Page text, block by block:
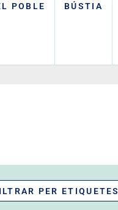
POBLE BÚSTIA
PER ETIQUETES